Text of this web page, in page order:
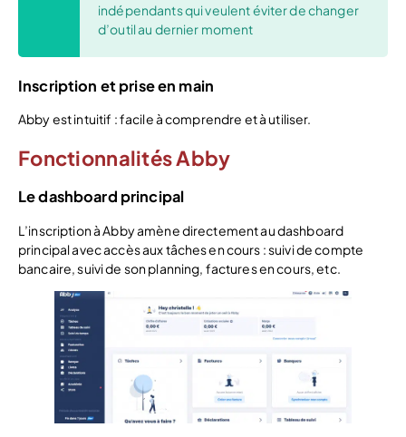
indépendants qui veulent éviter de changer
d’outil au dernier moment
Inscription et prise en main
Abby est intuitif : facile à comprendre et à utiliser.
Fonctionnalités Abby
Le dashboard principal
L’inscription à Abby amène directement au dashboard
principal avec accès aux tâches en cours : suivi de compte
bancaire, suivi de son planning, factures en cours, etc.